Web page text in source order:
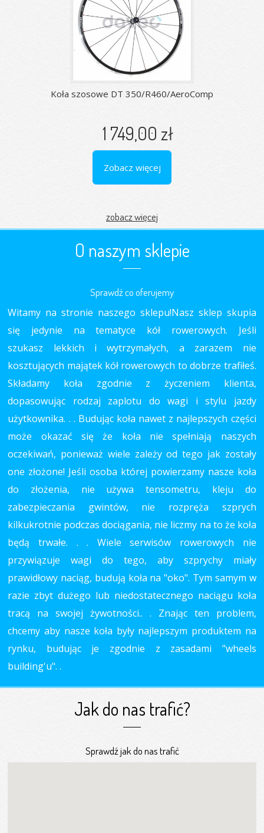
Koła szosowe DT 350/R460/AeroComp
1 749,00 zł
Zobacz więcej
zobacz więcej
O naszym sklepie
Sprawdź co oferujemy
Witamy na stronie naszego sklepu!Nasz sklep skupia
się jedynie na tematyce kół rowerowych. Jeśli
szukasz lekkich i wytrzymałych, a zarazem nie
kosztujących majątek kół rowerowych to dobrze trafiłeś.
Składamy koła zgodnie z życzeniem klienta,
dopasowując rodzaj zaplotu do wagi i stylu jazdy
użytkownika. . . Budując koła nawet z najlepszych części
może okazać się że koła nie spełniają naszych
oczekiwań, ponieważ wiele zależy od tego jak zostały
one złożone! Jeśli osoba której powierzamy nasze koła
do złożenia, nie używa tensometru, kleju do
zabezpieczania gwintów, nie rozpręża szprych
kilkukrotnie podczas dociągania, nie liczmy na to że koła
będą trwałe. . . Wiele serwisów rowerowych nie
przywiązuje wagi do tego, aby szprychy miały
prawidłowy naciąg, budują koła na "oko". Tym samym w
razie zbyt dużego lub niedostatecznego naciągu koła
tracą na swojej żywotności.. . Znając ten problem,
chcemy aby nasze koła były najlepszym produktem na
rynku, budując je zgodnie z zasadami "wheels
building'u". .
Jak do nas trafić?
Sprawdź jak do nas trafić